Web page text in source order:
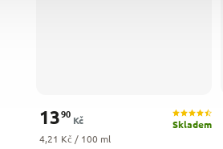
Skladem
1390
Kč
Měrná cena:
4,21 Kč / 100 ml